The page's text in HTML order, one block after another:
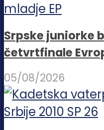
Srpske juniorke
četvrtfinale
05/08/2026